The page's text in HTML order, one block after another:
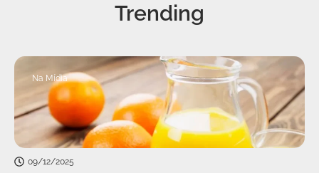
Trending
09/12/2025
Na Mídia